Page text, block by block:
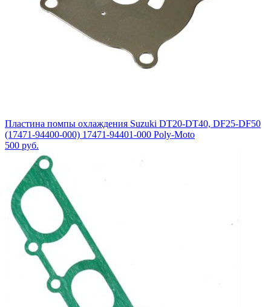
Пластина помпы охлаждения Suzuki DT20-DT40, DF25-DF50
(17471-94400-000) 17471-94401-000 Poly-Moto
500 руб.